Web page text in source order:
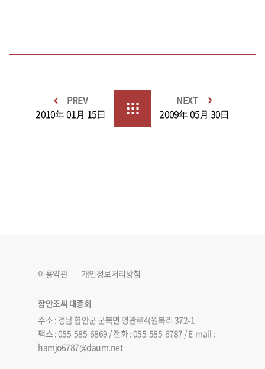
PREV
2010年 01月 15日
NEXT
2009年 05月 30日
이용약관 개인정보처리방침
함안조씨 대종회
주소 : 경남 함안군 군북면 명관로4(원복리 372-1
팩스 : 055-585-6869 / 전화 : 055-585-6787 / E-mail :
hamjo6787@daum.net